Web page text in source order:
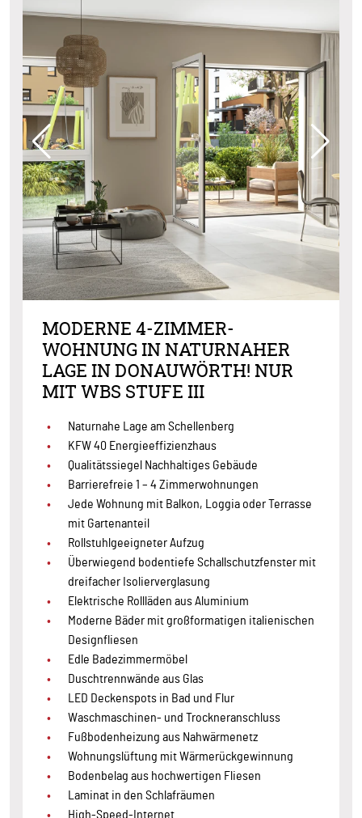
MODERNE 4-ZIMMER-
WOHNUNG IN NATURNAHER
LAGE IN DONAUWÖRTH! NUR
MIT WBS STUFE III
Naturnahe Lage am Schellenberg
KFW 40 Energieeffizienzhaus
Qualitätssiegel Nachhaltiges Gebäude
Barrierefreie 1 – 4 Zimmerwohnungen
Jede Wohnung mit Balkon, Loggia oder Terrasse
mit Gartenanteil
Rollstuhlgeeigneter Aufzug
Überwiegend bodentiefe Schallschutzfenster mit
dreifacher Isolierverglasung
Elektrische Rollläden aus Aluminium
Moderne Bäder mit großformatigen italienischen
Designfliesen
Edle Badezimmermöbel
Duschtrennwände aus Glas
LED Deckenspots in Bad und Flur
Waschmaschinen- und Trockneranschluss
Fußbodenheizung aus Nahwärmenetz
Wohnungslüftung mit Wärmerückgewinnung
Bodenbelag aus hochwertigen Fliesen
Laminat in den Schlafräumen
High-Speed-Internet